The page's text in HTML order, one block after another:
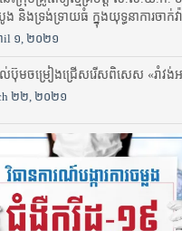
បូង និងទ្រង់ទ្រាយធំ ក្នុងយុទ្ធនាការចា
il ១, ២០២១
ប៊ុមចម្រៀងជ្រើសរើសពិសេស «រាំវង់អង្គ
២២, ២០២១